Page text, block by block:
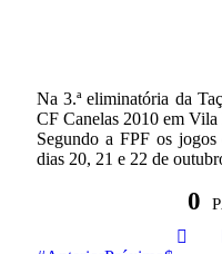
Na 3.ª eliminatória da
CF Canelas 2010 em
Segundo a FPF os
dias 20, 21 e 22 de
0